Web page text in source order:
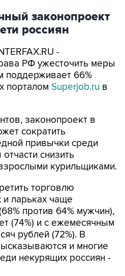
законопроект
россиян
-
РФ ужесточить меры
поддерживает 66%
порталом Superjob.ru в
законопроект в
сократить
привычки среди
снизить
курильщиками.
торговлю
и ларьках чаще
против 64% мужчин),
(74%) и с ежемесячным
рублей (72%). В
и многие
некурящих россиян -